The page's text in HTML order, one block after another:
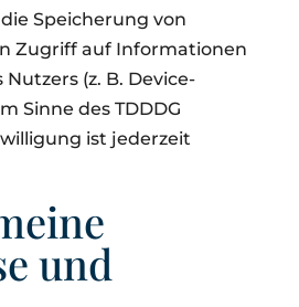
Speicherung von
Zugriff auf Informationen
(z. B. Device-
Sinne des TDDDG
ist jederzeit
und